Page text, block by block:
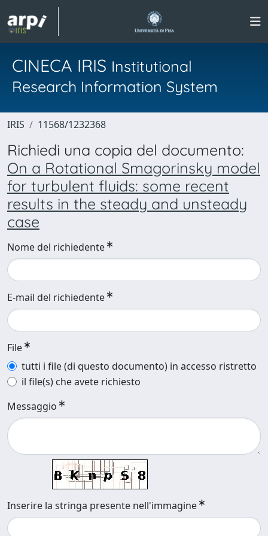
CINECA IRIS Institutional
Research Information System
IRIS 11568/1232368
Richiedi una copia del documento:
On a Rotational Smagorinsky model
for turbulent fluids: some recent
results in the steady and unsteady
case
Nome del richiedente
E-mail del richiedente
File
tutti i file (di questo documento) in accesso ristretto
il file(s) che avete richiesto
Messaggio
Inserire la stringa presente nell'immagine